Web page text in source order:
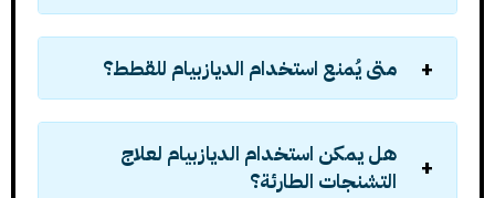
متى يُمنع استخدام الديازبيام للقطط؟
هل يمكن استخدام الديازبيام لعلاج
التشنجات الطارئة؟